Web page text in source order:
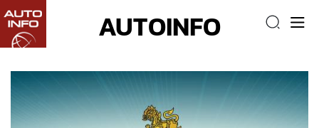
AUTOINFO